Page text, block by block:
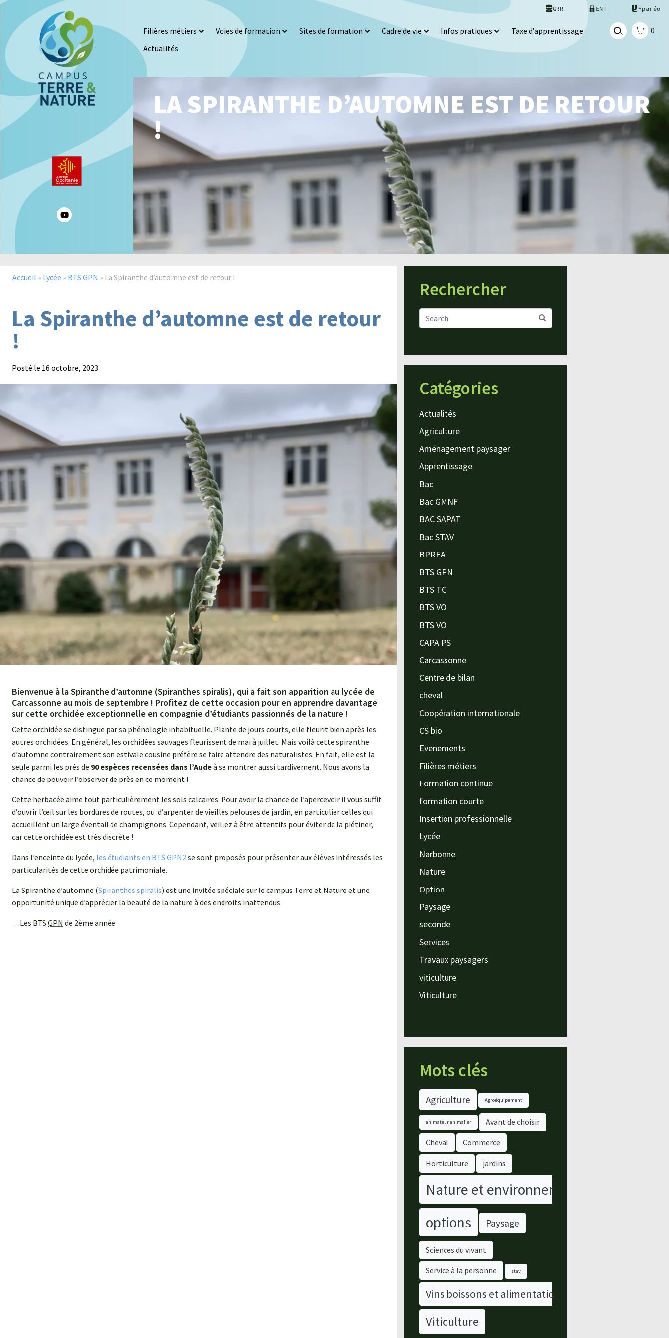
GRR ENT Yparéo
Filières métiers Voies de formation Sites de formation Cadre de vie Infos pratiques
Taxe d’apprentissage
Actualités
0
LA SPIRANTHE D’AUTOMNE EST DE RETOUR
!
Accueil » Lycée » BTS GPN » La Spiranthe d’automne est de retour !
La Spiranthe d’automne est de retour
!
Posté le 16 octobre, 2023
Bienvenue à la Spiranthe d’automne (Spiranthes spiralis), qui a fait son apparition au lycée de
Carcassonne au mois de septembre ! Profitez de cette occasion pour en apprendre davantage
sur cette orchidée exceptionnelle en compagnie d’étudiants passionnés de la nature !
Cette orchidée se distingue par sa phénologie inhabituelle. Plante de jours courts, elle fleurit bien après les
autres orchidées. En général, les orchidées sauvages fleurissent de mai à juillet. Mais voilà cette spiranthe
d’automne contrairement son estivale cousine préfère se faire attendre des naturalistes. En fait, elle est la
seule parmi les prés de 90 espèces recensées dans l’Audeà se montrer aussi tardivement. Nous avons la
chance de pouvoir l’observer de près en ce moment !
Cette herbacée aime tout particulièrement les sols calcaires. Pour avoir la chance de l’apercevoir il vous suffit
d’ouvrir l’œil sur les bordures de routes, ou d’arpenter de vieilles pelouses de jardin, en particulier celles qui
accueillent un large éventail de champignons Cependant, veillez à être attentifs pour éviter de la piétiner,
car cette orchidée est très discrète !
Dans l’enceinte du lycée, les étudiants en BTS GPN2 se sont proposés pour présenter aux élèves intéressés les
particularités de cette orchidée patrimoniale.
La Spiranthe d’automne (Spiranthes spiralis) est une invitée spéciale sur le campus Terre et Nature et une
opportunité unique d’apprécier la beauté de la nature à des endroits inattendus.
…Les BTS GPN de 2ème année
Rechercher
Catégories
Actualités
Agriculture
Aménagement paysager
Apprentissage
Bac
Bac GMNF
BAC SAPAT
Bac STAV
BPREA
BTS GPN
BTS TC
BTS VO
BTS VO
CAPA PS
Carcassonne
Centre de bilan
cheval
Coopération internationale
CS bio
Evenements
Filières métiers
Formation continue
formation courte
Insertion professionnelle
Lycée
Narbonne
Nature
Option
Paysage
seconde
Services
Travaux paysagers
viticulture
Viticulture
Mots clés
Agriculture Agroéquipement
animateur animalier Avant de choisir
Cheval Commerce
Horticulture jardins
Nature et environnement
options
Paysage
Sciences du vivant
Service à la personne stav
Vins boissons et alimentation
Viticulture